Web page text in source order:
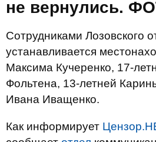
не вернулись.
Сотрудниками Лозовского
устанавливается
Максима Кучеренко, 17-
Фольтена, 13-летней
Ивана Иващенко.
Как информирует